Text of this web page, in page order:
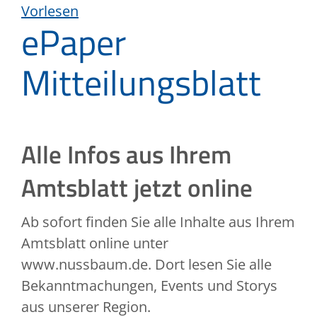
Vorlesen
ePaper
Mitteilungsblatt
Alle Infos aus Ihrem
Amtsblatt jetzt online
Ab sofort finden Sie alle Inhalte aus Ihrem
Amtsblatt online unter
www.nussbaum.de. Dort lesen Sie alle
Bekanntmachungen, Events und Storys
aus unserer Region.